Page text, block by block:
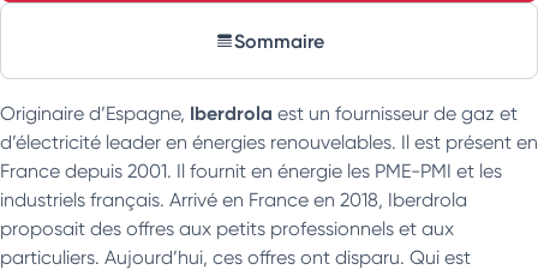
Sommaire
Originaire d’Espagne, Iberdrola est un fournisseur de gaz et
d’électricité leader en énergies renouvelables. Il est présent en
France depuis 2001. Il fournit en énergie les PME-PMI et les
industriels français. Arrivé en France en 2018, Iberdrola
proposait des offres aux petits professionnels et aux
particuliers. Aujourd’hui, ces offres ont disparu. Qui est